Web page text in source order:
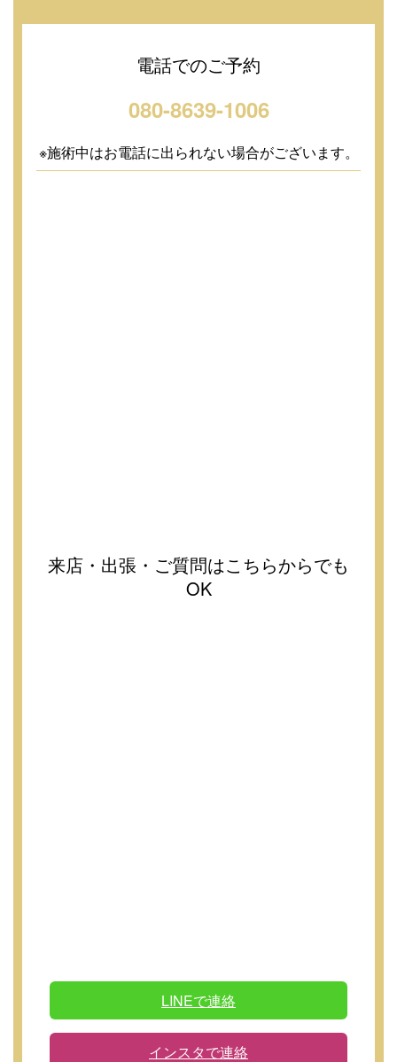
電話でのご予約
080-8639-1006
※施術中はお電話に出られない場合がございます。
来店・出張・ご質問はこちらからでも
OK
LINEで連絡
インスタで連絡